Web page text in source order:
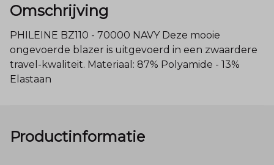
Omschrijving
PHILEINE BZ110 - 70000 NAVY Deze mooie
ongevoerde blazer is uitgevoerd in een zwaardere
travel-kwaliteit. Materiaal: 87% Polyamide - 13%
Elastaan
Productinformatie